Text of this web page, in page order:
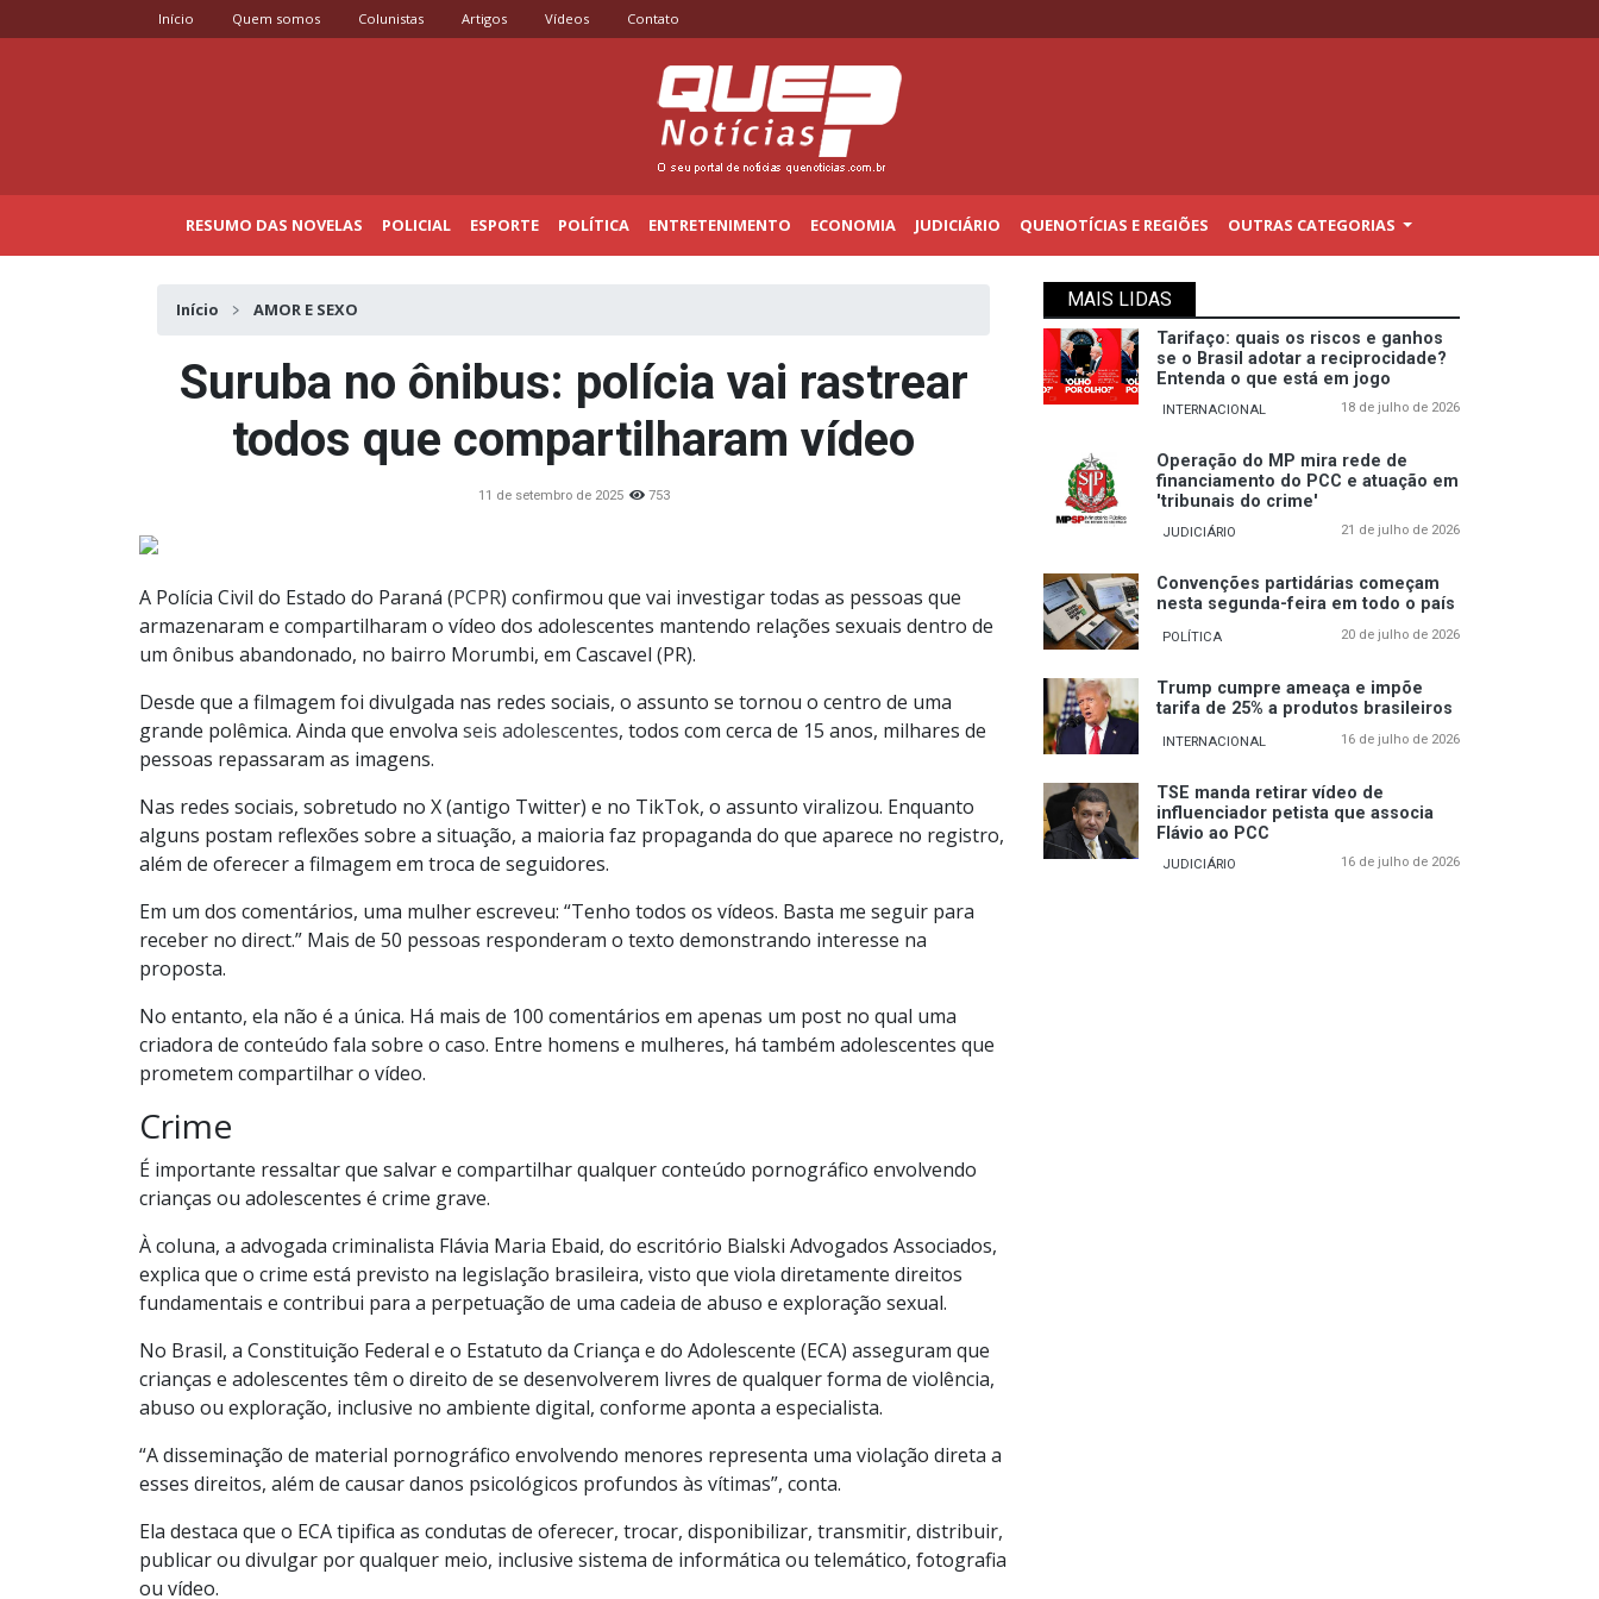
Início Quem somos Colunistas Artigos Vídeos Contato
RESUMO DAS NOVELAS POLICIAL ESPORTE POLÍTICA ENTRETENIMENTO ECONOMIA JUDICIÁRIO QUENOTÍCIAS E REGIÕES OUTRAS CATEGORIAS
Início AMOR E SEXO
Suruba no ônibus: polícia vai rastrear
todos que compartilharam vídeo
11 de setembro de 2025 753
A Polícia Civil do Estado do Paraná (PCPR) confirmou que vai investigar todas as pessoas que
armazenaram e compartilharam o vídeo dos adolescentes mantendo relações sexuais dentro de
um ônibus abandonado, no bairro Morumbi, em Cascavel (PR).
Desde que a filmagem foi divulgada nas redes sociais, o assunto se tornou o centro de uma
grande polêmica. Ainda que envolva seis adolescentes, todos com cerca de 15 anos, milhares de
pessoas repassaram as imagens.
Nas redes sociais, sobretudo no X (antigo Twitter) e no TikTok, o assunto viralizou. Enquanto
alguns postam reflexões sobre a situação, a maioria faz propaganda do que aparece no registro,
além de oferecer a filmagem em troca de seguidores.
Em um dos comentários, uma mulher escreveu: “Tenho todos os vídeos. Basta me seguir para
receber no direct.” Mais de 50 pessoas responderam o texto demonstrando interesse na
proposta.
No entanto, ela não é a única. Há mais de 100 comentários em apenas um post no qual uma
criadora de conteúdo fala sobre o caso. Entre homens e mulheres, há também adolescentes que
prometem compartilhar o vídeo.
Crime
É importante ressaltar que salvar e compartilhar qualquer conteúdo pornográfico envolvendo
crianças ou adolescentes é crime grave.
À coluna, a advogada criminalista Flávia Maria Ebaid, do escritório Bialski Advogados Associados,
explica que o crime está previsto na legislação brasileira, visto que viola diretamente direitos
fundamentais e contribui para a perpetuação de uma cadeia de abuso e exploração sexual.
No Brasil, a Constituição Federal e o Estatuto da Criança e do Adolescente (ECA) asseguram que
crianças e adolescentes têm o direito de se desenvolverem livres de qualquer forma de violência,
abuso ou exploração, inclusive no ambiente digital, conforme aponta a especialista.
“A disseminação de material pornográfico envolvendo menores representa uma violação direta a
esses direitos, além de causar danos psicológicos profundos às vítimas”, conta.
Ela destaca que o ECA tipifica as condutas de oferecer, trocar, disponibilizar, transmitir, distribuir,
publicar ou divulgar por qualquer meio, inclusive sistema de informática ou telemático, fotografia
ou vídeo.
MAIS LIDAS
Tarifaço: quais os riscos e ganhos
se o Brasil adotar a reciprocidade?
Entenda o que está em jogo
INTERNACIONAL 18 de julho de 2026
Operação do MP mira rede de
financiamento do PCC e atuação em
'tribunais do crime'
JUDICIÁRIO 21 de julho de 2026
Convenções partidárias começam
nesta segunda-feira em todo o país
POLÍTICA 20 de julho de 2026
Trump cumpre ameaça e impõe
tarifa de 25% a produtos brasileiros
INTERNACIONAL 16 de julho de 2026
TSE manda retirar vídeo de
influenciador petista que associa
Flávio ao PCC
JUDICIÁRIO 16 de julho de 2026